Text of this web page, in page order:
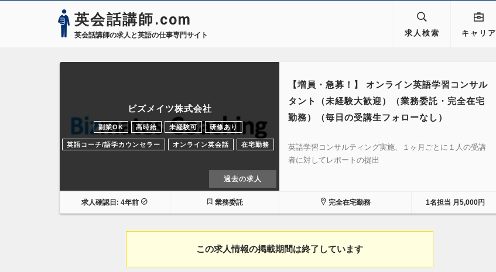
英会話講師.com
英会話講師の求人と英語の仕事専門サイト 求人検索 キャリア
ビズメイツ株式会社
副業OK 高時給 未経験可 研修あり
英語コーチ/語学カウンセラー オンライン英会話 在宅勤務
過去の求人
【増員・急募！】 オンライン英語学習コンサル
タント（未経験大歓迎）（業務委託・完全在宅
勤務）（毎日の受講生フォローなし）
英語学習コンサルティング実施、１ヶ月ごとに１人の受講
者に対してレポートの提出
求人確認日: 4年前 業務委託 完全在宅勤務 1名担当 月5,000円
この求人情報の掲載期間は終了しています